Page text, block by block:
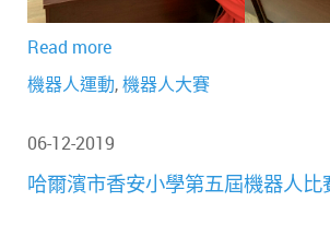
Read more
機器人運動,機器人大賽
06-12-2019
哈爾濱市香安小學第五屆機器人比